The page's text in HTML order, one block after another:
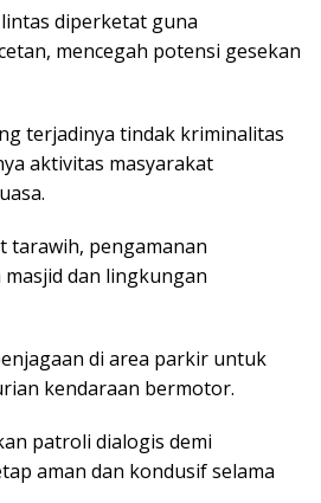
diperketat guna
mencegah potensi gesekan
terjadinya tindak kriminalitas
aktivitas masyarakat
tarawih, pengamanan
dan lingkungan
di area parkir untuk
kendaraan bermotor.
patroli dialogis demi
aman dan kondusif selama